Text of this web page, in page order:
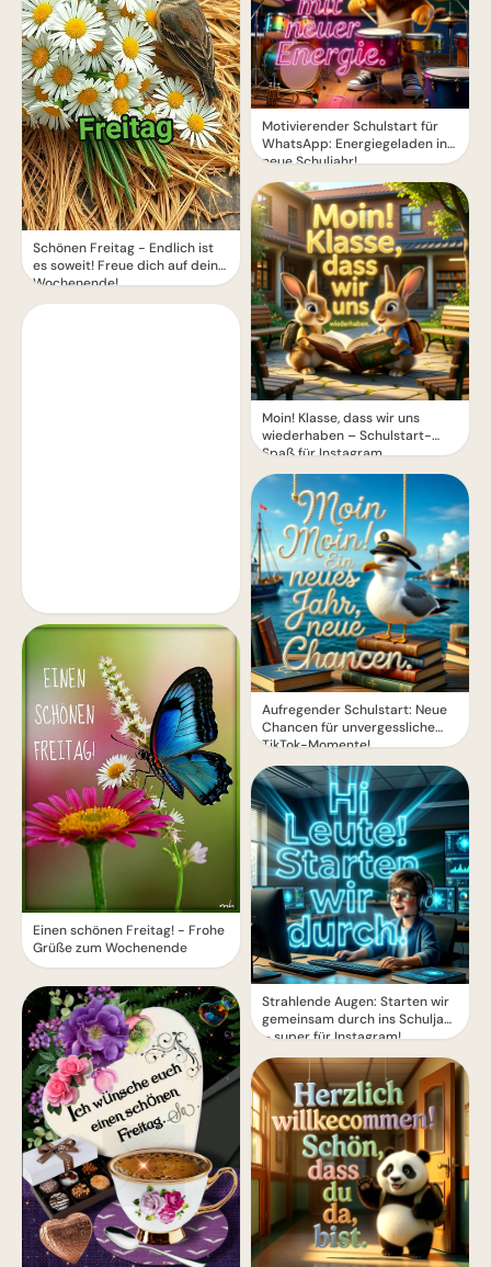
Schönen Freitag - Endlich ist
es soweit! Freue dich auf dein
Wochenende!
Einen schönen Freitag! - Frohe
Grüße zum Wochenende
Motivierender Schulstart für
WhatsApp: Energiegeladen ins
neue Schuljahr!
Moin! Klasse, dass wir uns
wiederhaben – Schulstart-
Spaß für Instagram
Aufregender Schulstart: Neue
Chancen für unvergessliche
TikTok-Momente!
Strahlende Augen: Starten wir
gemeinsam durch ins Schuljahr
– super für Instagram!